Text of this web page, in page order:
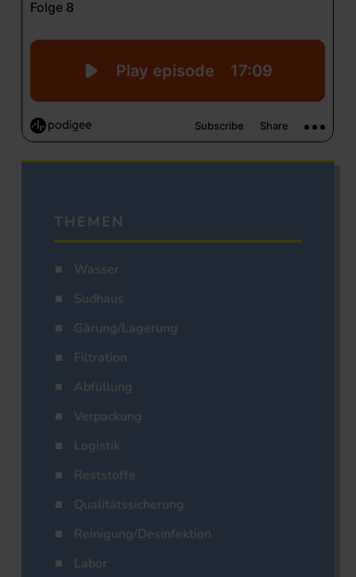
THEMEN
Wasser
Sudhaus
Gärung/Lagerung
Filtration
Abfüllung
Verpackung
Logistik
Reststoffe
Qualitätssicherung
Reinigung/Desinfektion
Labor